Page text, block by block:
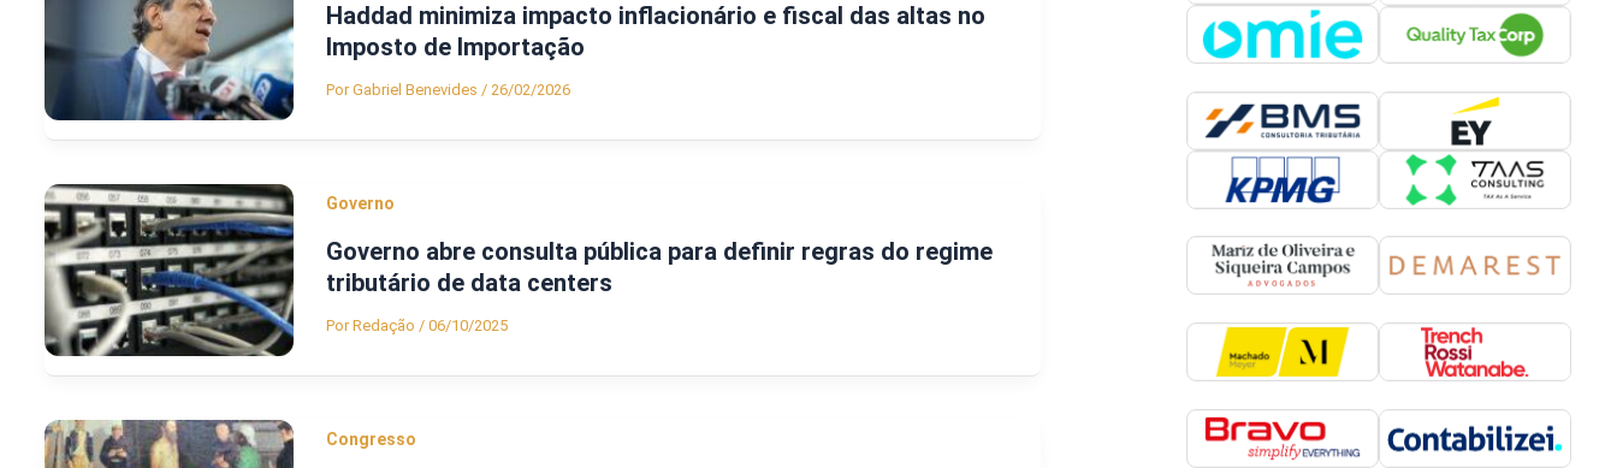
Haddad minimiza impacto inflacionário e fiscal das altas no
Imposto de Importação
PorGabriel Benevides / 26/02/2026
Governo
Governo abre consulta pública para definir regras do regime
tributário de data centers
PorRedação / 06/10/2025
Congresso